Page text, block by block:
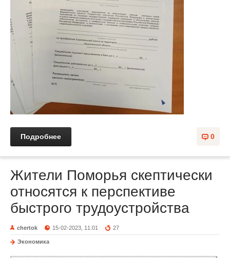
0
Подробнее
Жители Поморья скептически
относятся к перспективе
быстрого трудоустройства
chertok 15-02-2023, 11:01 27
Экономика